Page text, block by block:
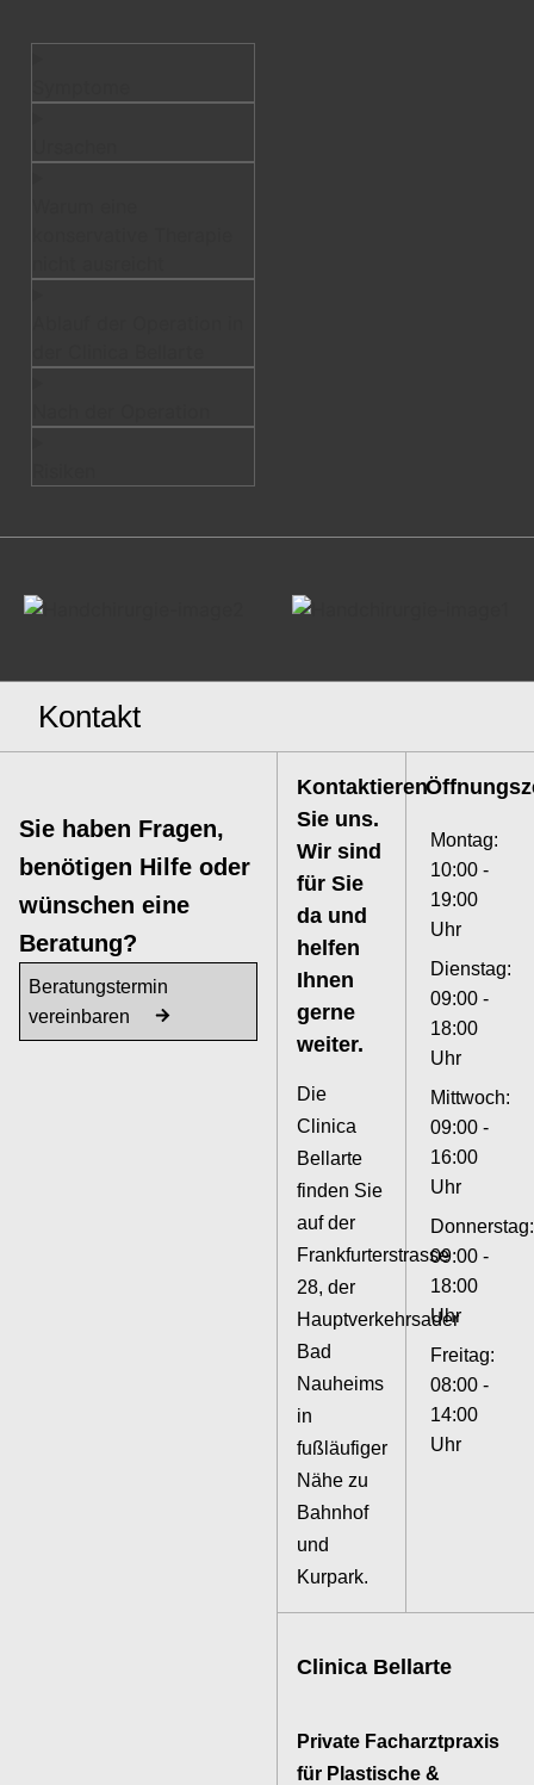
Kontakt
Sie haben Fragen,
benötigen Hilfe oder
wünschen eine
Beratung?
Beratungstermin
vereinbaren
Kontaktieren
Sie uns.
Wir sind
für Sie
da und
helfen
Ihnen
gerne
weiter.
Die
Clinica
Bellarte
finden Sie
auf der
Frankfurterstrasse
28, der
Hauptverkehrsader
Bad
Nauheims
in
fußläufiger
Nähe zu
Bahnhof
und
Kurpark.
Montag:
10:00 -
19:00
Uhr
Dienstag:
09:00 -
18:00
Uhr
Mittwoch:
09:00 -
16:00
Uhr
Donnerstag:
09:00 -
18:00
Uhr
Freitag:
08:00 -
14:00
Uhr
Clinica Bellarte
Private Facharztpraxis
für Plastische &